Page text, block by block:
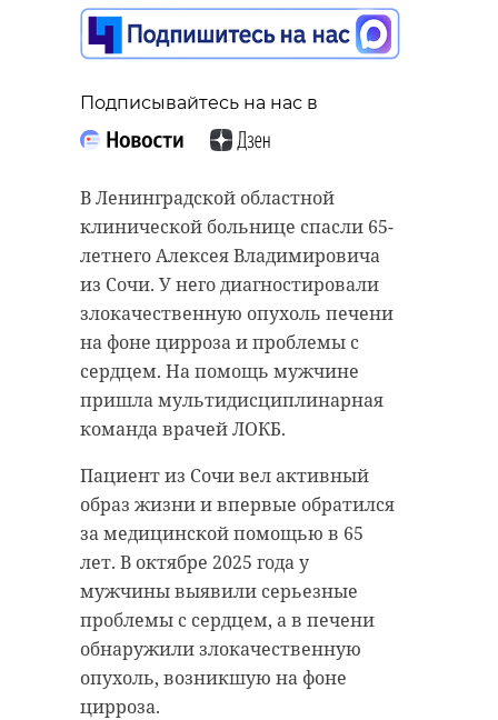
Подписывайтесь на нас в
В Ленинградской областной
клинической больнице спасли 65-
летнего Алексея Владимировича
из Сочи. У него диагностировали
злокачественную опухоль печени
на фоне цирроза и проблемы с
сердцем. На помощь мужчине
пришла мультидисциплинарная
команда врачей ЛОКБ.
Пациент из Сочи вел активный
образ жизни и впервые обратился
за медицинской помощью в 65
лет. В октябре 2025 года у
мужчины выявили серьезные
проблемы с сердцем, а в печени
обнаружили злокачественную
опухоль, возникшую на фоне
цирроза.
Подписывайтесь на нас в
Более 500 человек обратились в
больницы Ленинградской области
в период с 7 по 13 мая по поводу
присасывания клещей. Об этом
сообщила пресс-служба
межрегионального управления
Роспотребнадзора по 78 и 47
регионам.
В черте области было
зарегистрировано 513 случаев
присасывания клещей в 17
районах. Чаще всего обращались в
медицинские учреждения
Тихвинского района — 88 случаев.
В первой тройке также оказались
Киришский (66 случаев) и
Волховский (51 случай) районы.
благодарность
жителям
района
14 мая, 20:17
Подписывайтесь на нас в
Бойцы группировки «Север»
записали видеообращение из
зоны специальной военной
благодарность всем, кто
оказывает им поддержку,
сообщила пресс-служба
администрации Приозерского
района.
Военнослужащие поблагодарили
руководство ООО «Форват»,
тыловой добровольческий отряд